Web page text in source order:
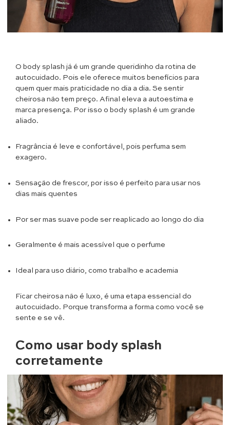
O body splash já é um grande queridinho da rotina de
autocuidado. Pois ele oferece muitos benefícios para
quem quer mais praticidade no dia a dia. Se sentir
cheirosa não tem preço. Afinal eleva a autoestima e
marca presença. Por isso o body splash é um grande
aliado.
Fragrância é leve e confortável, pois perfuma sem
exagero.
Sensação de frescor, por isso é perfeito para usar nos
dias mais quentes
Por ser mas suave pode ser reaplicado ao longo do dia
Geralmente é mais acessível que o perfume
Ideal para uso diário, como trabalho e academia
Ficar cheirosa não é luxo, é uma etapa essencial do
autocuidado. Porque transforma a forma como você se
sente e se vê.
Como usar body splash
corretamente